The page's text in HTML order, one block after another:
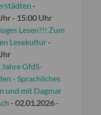
-
- 15:00 Uhr
Lesen?!! Zum
Lesekultur-
GfdS-
- Sprachliches
und mit Dagmar
- 02.01.2026 -